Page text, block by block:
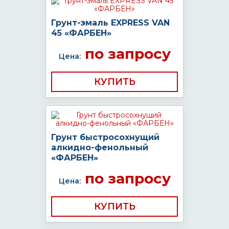
Грунт-эмаль EXPRESS VAN
45 «ФАРБЕН»
Цена:по запросу
КУПИТЬ
Грунт быстросохнущий
алкидно-фенольный
«ФАРБЕН»
Цена:по запросу
КУПИТЬ